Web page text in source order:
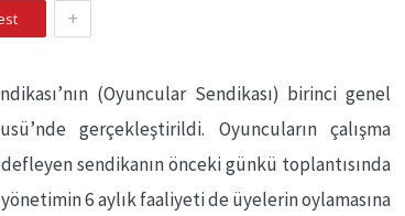
+
(Oyuncular Sendikası) birinci genel
gerçekleştirildi. Oyuncuların çalışma
sendikanın önceki günkü toplantısında
6 aylık faaliyeti de üyelerin oylamasına